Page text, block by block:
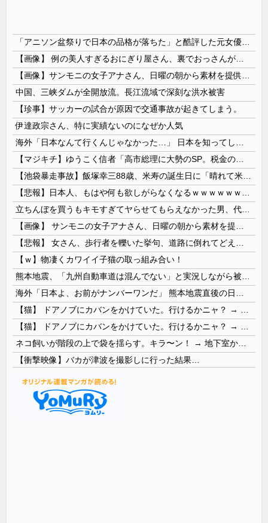
中国、三峡ダムが全開放流。長江流域で深刻な洪水被害
【珍事】サッカーの試合が原因で交通事故が起きてしまう。
伊達政宗さん、特に実績ないのになぜか人気
【ｗ】物凄くカワイイ子猫の取っ組み合い！
【衝撃映像】バカが津波を撮影しに行った結果…